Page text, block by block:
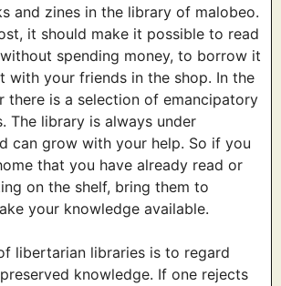
and zines in the library of malobeo.
it should make it possible to read
spending money, to borrow it
with your friends in the shop. In the
there is a selection of emancipatory
The library is always under
can grow with your help. So if you
that you have already read or
on the shelf, bring them to
your knowledge available.
libertarian libraries is to regard
knowledge. If one rejects